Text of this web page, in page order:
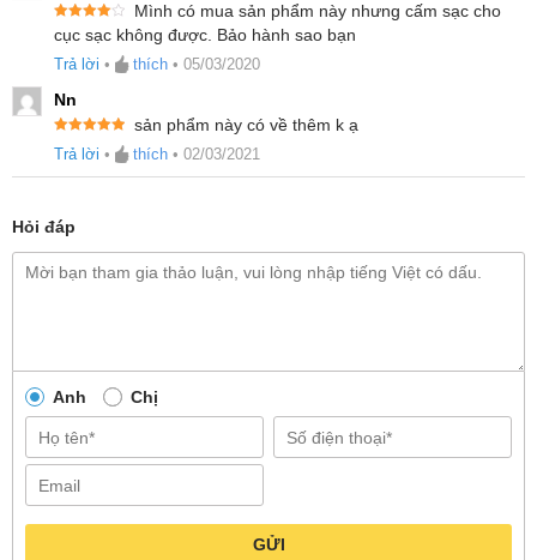
Được xếp
hạng 45
sao
Mình có mua sản phẩm này nhưng cấm sạc cho
cục sạc không được. Bảo hành sao bạn
Trả lời • thích • 05/03/2020
Nn
hạng55
sản phẩm này có về thêm k ạ
Trả lời • thích • 02/03/2021
Hỏi đáp
Anh Chị
GỬI